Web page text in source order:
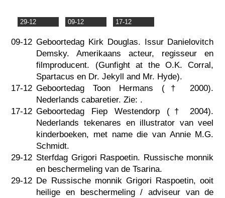
29-12 09-12 17-12
09-12 Geboortedag Kirk Douglas. Issur Danielovitch
Demsky. Amerikaans acteur, regisseur en
filmproducent. (Gunfight at the O.K. Corral,
Spartacus en Dr. Jekyll and Mr. Hyde).
17-12 Geboortedag Toon Hermans (†2000).
Nederlands cabaretier. Zie: .
17-12 Geboortedag Fiep Westendorp (†2004).
Nederlands tekenares en illustrator van veel
kinderboeken, met name die van Annie M.G.
Schmidt.
29-12 Sterfdag Grigori Raspoetin. Russische monnik
en beschermeling van de Tsarina.
29-12 De Russische monnik Grigori Raspoetin, ooit
heilige en beschermeling / adviseur van de